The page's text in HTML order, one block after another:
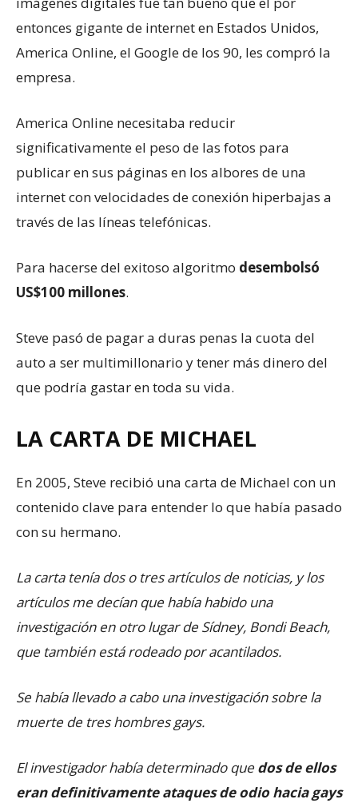
entonces gigante de internet en Estados Unidos,
America Online, el Google de los 90, les compró la
empresa.
America Online necesitaba reducir
significativamente el peso de las fotos para
publicar en sus páginas en los albores de una
internet con velocidades de conexión hiperbajas a
través de las líneas telefónicas.
Para hacerse del exitoso algoritmo desembolsó
US$100 millones.
Steve pasó de pagar a duras penas la cuota del
auto a ser multimillonario y tener más dinero del
que podría gastar en toda su vida.
LA CARTA DE MICHAEL
En 2005, Steve recibió una carta de Michael con un
contenido clave para entender lo que había pasado
con su hermano.
La carta tenía dos o tres artículos de noticias, y los
artículos me decían que había habido una
investigación en otro lugar de Sídney, Bondi Beach,
que también está rodeado por acantilados.
Se había llevado a cabo una investigación sobre la
muerte de tres hombres gays.
El investigador había determinado que dos de ellos
eran definitivamente ataques de odio hacia gays